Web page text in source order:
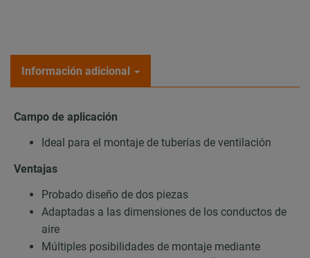
Información adicional
Campo de aplicación
Ideal para el montaje de tuberías de ventilación
Ventajas
Probado diseño de dos piezas
Adaptadas a las dimensiones de los conductos de
aire
Múltiples posibilidades de montaje mediante